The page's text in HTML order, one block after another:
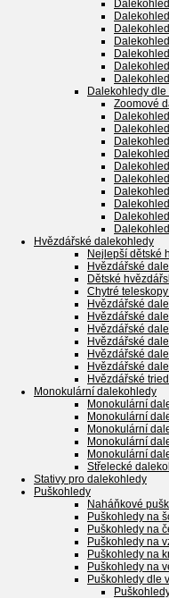
Dalekohledy dle
Zoomové
Hvězdářské dalekohledy
Nejlepší dětské
Hvězdářské
Dětské
Chytré
Hvězdářské
Hvězdářské
Hvězdářské
Hvězdářské
Hvězdářské
Hvězdářské
Hvězdářské
Monokulární dalekohledy
Monokulární
Monokulární
Monokulární
Monokulární
Monokulární
Střelecké
Stativy pro dalekohledy
Puškohledy
Naháňkové
Puškohledy na
Puškohledy na
Puškohledy na
Puškohledy na
Puškohledy na
Puškohledy dle